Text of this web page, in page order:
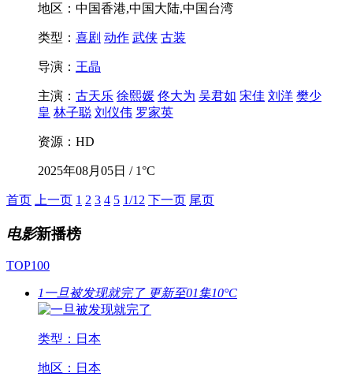
地区：中国香港,中国大陆,中国台湾
类型： 喜剧 动作 武侠 古装
导演： 王晶
主演： 古天乐 徐熙媛 佟大为 吴君如 宋佳 刘洋 樊少
皇 林子聪 刘仪伟 罗家英
资源：HD
2025年08月05日 / 1°C
首页 上一页 1 2 3 4 5 1/12 下一页 尾页
电影新播榜
TOP100
1 一旦被发现就完了 更新至01集10°C
类型：日本
地区：日本